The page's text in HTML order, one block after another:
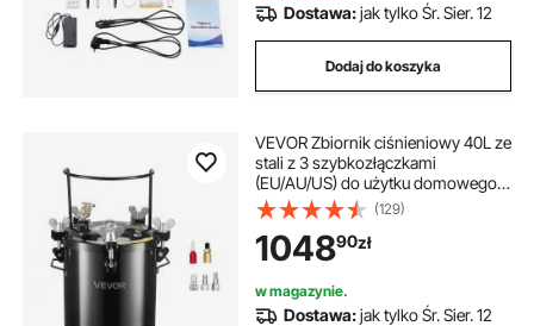
Dostawa:jak tylko Śr. Sier. 12
Dodaj do koszyka
VEVOR Zbiornik ciśnieniowy 40L ze
stali z 3 szybkozłączkami
(EU/AU/US) do użytku domowego,
projektów DIY i twórczości
artystycznej z 4 kółkami
(129)
104890zł
w magazynie.
Dostawa:jak tylko Śr. Sier. 12